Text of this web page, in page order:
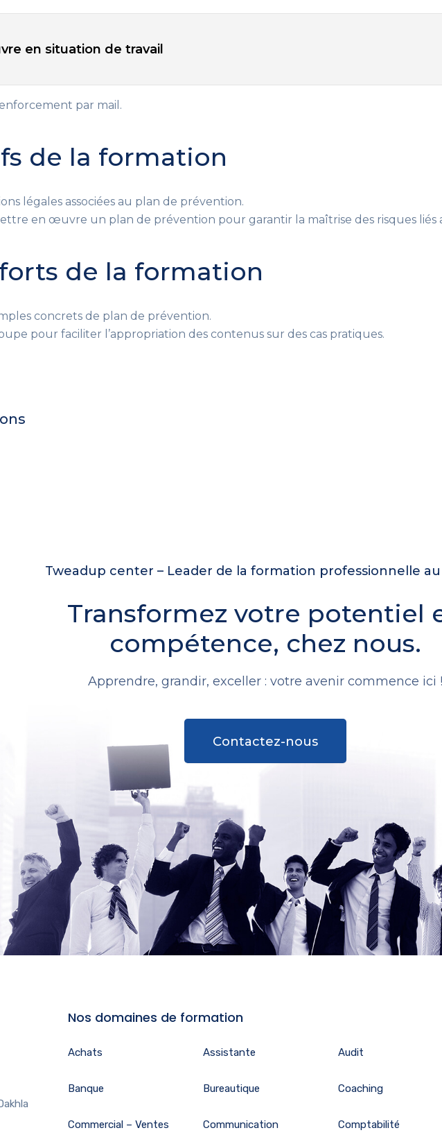
en situation de travail
par mail.
de la formation
légales associées au plan de prévention.
en œuvre un plan de prévention pour garantir la maîtrise des risques
de la formation
concrets de plan de prévention.
pour faciliter l’appropriation des contenus sur des cas pratiques.
Tweadup center – Leader de la formation professionnelle
Transformez votre potentiel
compétence, chez nous.
Apprendre, grandir, exceller : votre avenir commence ici !
Contactez-nous
Nos domaines de formation
Achats Assistante Audit
Banque Bureautique Coaching
Commercial – Ventes Communication Comptabilité